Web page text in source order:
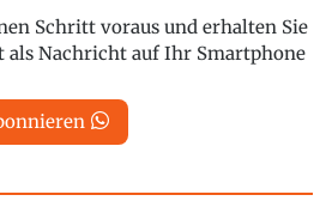
Schritt voraus und erhalten Sie
als Nachricht auf Ihr Smartphone